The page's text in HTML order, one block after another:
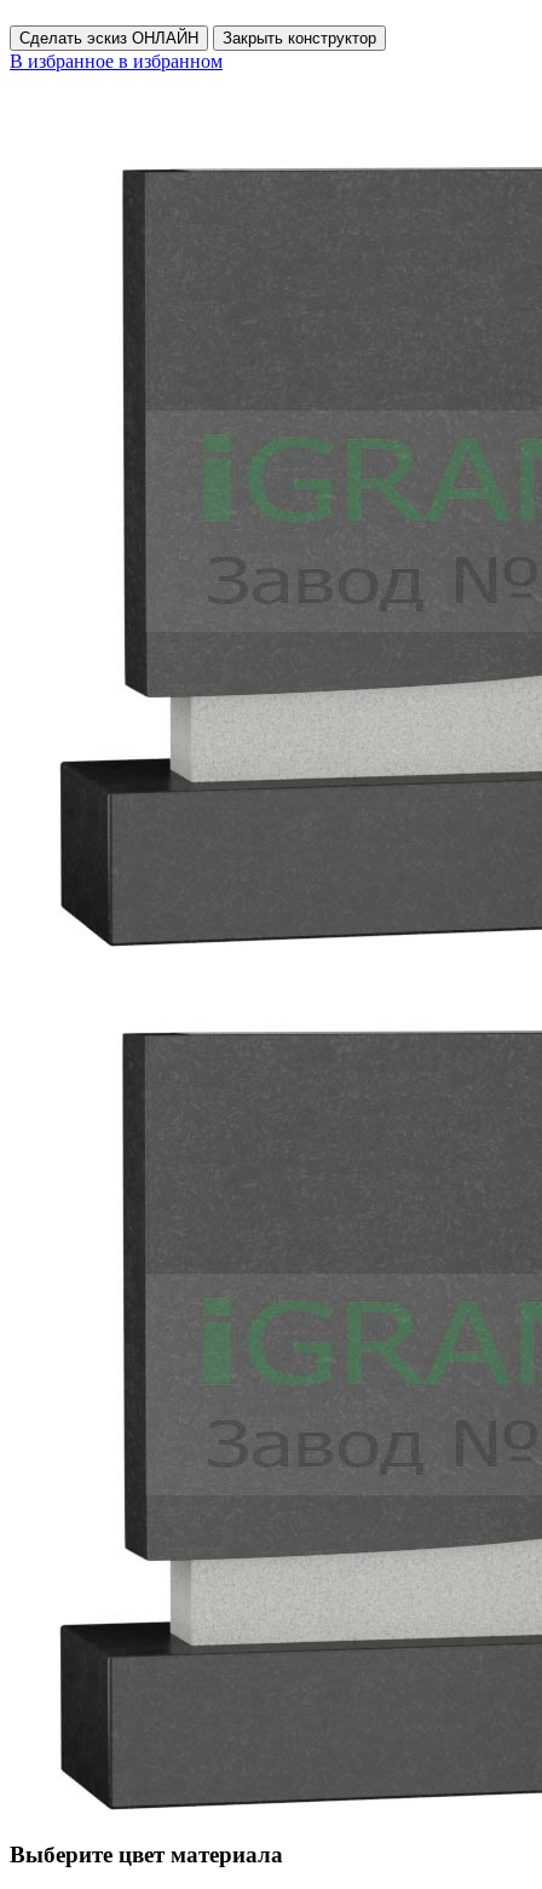
Сделать эскиз ОНЛАЙН Закрыть конструктор
В избранное в избранном
Выберите цвет материала